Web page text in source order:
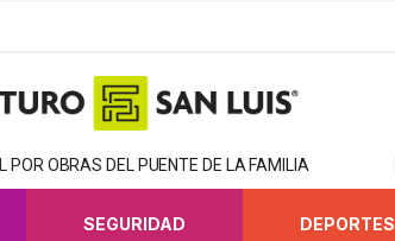
POR OBRAS DEL PUENTE DE LA FAMILIA
SEGURIDAD DEPORTES